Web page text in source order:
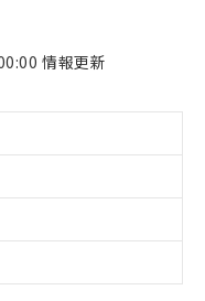
情報更新